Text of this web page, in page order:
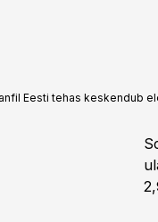
Eesti tehas keskendub